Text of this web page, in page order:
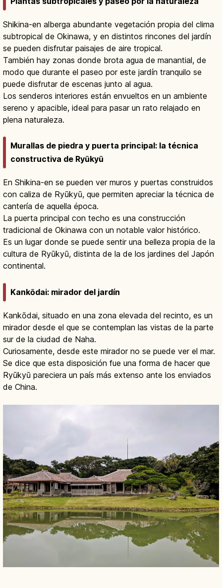
Shikina-en alberga abundante vegetación propia del clima
subtropical de Okinawa, y en distintos rincones del jardín
se pueden disfrutar paisajes de aire tropical.
También hay zonas donde brota agua de manantial, de
modo que durante el paseo por este jardín tranquilo se
puede disfrutar de escenas junto al agua.
Los senderos interiores están envueltos en un ambiente
sereno y apacible, ideal para pasar un rato relajado en
plena naturaleza.
Murallas de piedra y puerta principal: la técnica
constructiva de Ryūkyū
En Shikina-en se pueden ver muros y puertas construidos
con caliza de Ryūkyū, que permiten apreciar la técnica de
cantería de aquella época.
La puerta principal con techo es una construcción
tradicional de Okinawa con un notable valor histórico.
Es un lugar donde se puede sentir una belleza propia de la
cultura de Ryūkyū, distinta de la de los jardines del Japón
continental.
Kankōdai: mirador del jardín
Kankōdai, situado en una zona elevada del recinto, es un
mirador desde el que se contemplan las vistas de la parte
sur de la ciudad de Naha.
Curiosamente, desde este mirador no se puede ver el mar.
Se dice que esta disposición fue una forma de hacer que
Ryūkyū pareciera un país más extenso ante los enviados
de China.